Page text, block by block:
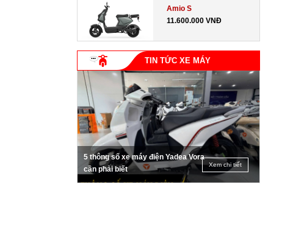
Amio S
11.600.000 VNĐ
TIN TỨC XE MÁY
5 thông số xe máy điện Yadea Vora
cần phải biết
Xem chi tiết